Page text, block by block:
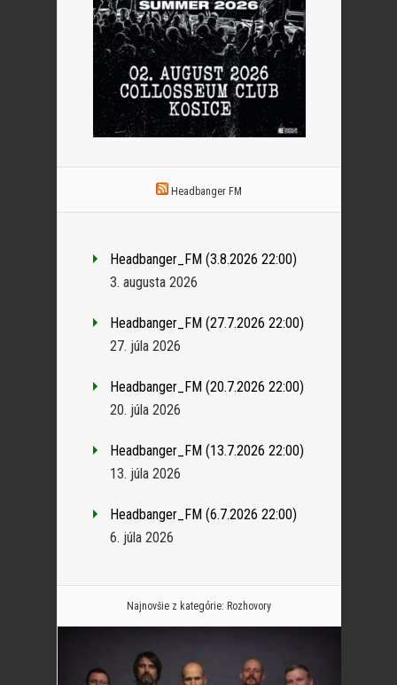
Headbanger FM
Headbanger_FM (3.8.2026 22:00)
3. augusta 2026
Headbanger_FM (27.7.2026 22:00)
27. júla 2026
Headbanger_FM (20.7.2026 22:00)
20. júla 2026
Headbanger_FM (13.7.2026 22:00)
13. júla 2026
Headbanger_FM (6.7.2026 22:00)
6. júla 2026
Najnovšie z kategórie: Rozhovory